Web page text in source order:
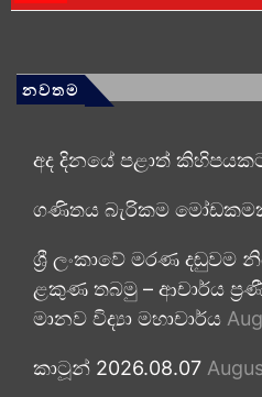
නවතම
අද දිනයේ පළාත්
ගණිතය බැරිකම
ශ්‍රී ලංකාවේ මරණ දඬුවම
ළකුණ තබමු – ආචාර්ය
මානව විද්‍යා මහාචාර්ය
කාටූන් 2026.08.07